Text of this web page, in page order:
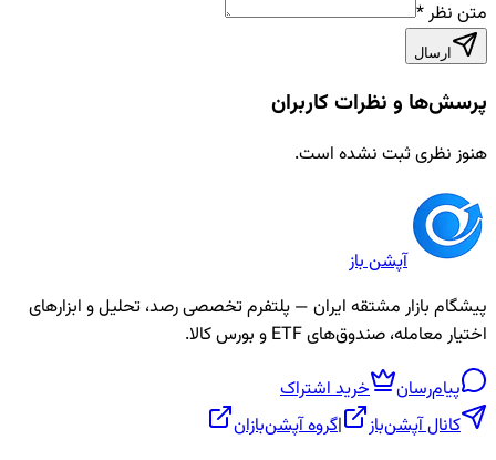
متن نظر*
ارسال
پرسش‌ها و نظرات کاربران
هنوز نظری ثبت نشده است.
آپشن باز
پیشگام بازار مشتقه ایران — پلتفرم تخصصی رصد، تحلیل و ابزارهای
اختیار معامله، صندوق‌های ETF و بورس کالا.
پیام‌رسان
خرید اشتراک
کانال آپشن‌باز
|گروه آپشن‌بازان